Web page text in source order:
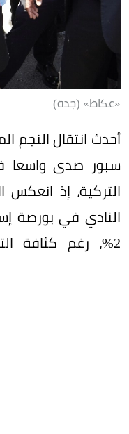
«عكاظ» (جدة)
أحدث انتقال النجم
سبور صدى واسعا في
التركية، إذ
النادي في بورصة
2%، رغم كثافة